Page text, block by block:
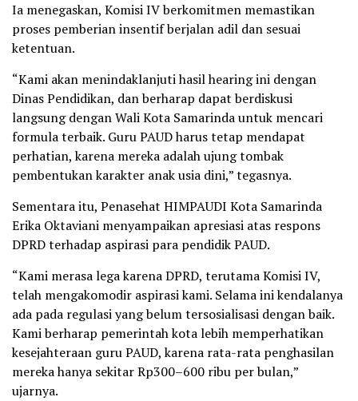
Ia menegaskan, Komisi IV berkomitmen memastikan
proses pemberian insentif berjalan adil dan sesuai
ketentuan.
“Kami akan menindaklanjuti hasil hearing ini dengan
Dinas Pendidikan, dan berharap dapat berdiskusi
langsung dengan Wali Kota Samarinda untuk mencari
formula terbaik. Guru PAUD harus tetap mendapat
perhatian, karena mereka adalah ujung tombak
pembentukan karakter anak usia dini,” tegasnya.
Sementara itu, Penasehat HIMPAUDI Kota Samarinda
Erika Oktaviani menyampaikan apresiasi atas respons
DPRD terhadap aspirasi para pendidik PAUD.
“Kami merasa lega karena DPRD, terutama Komisi IV,
telah mengakomodir aspirasi kami. Selama ini kendalanya
ada pada regulasi yang belum tersosialisasi dengan baik.
Kami berharap pemerintah kota lebih memperhatikan
kesejahteraan guru PAUD, karena rata-rata penghasilan
mereka hanya sekitar Rp300–600 ribu per bulan,”
ujarnya.